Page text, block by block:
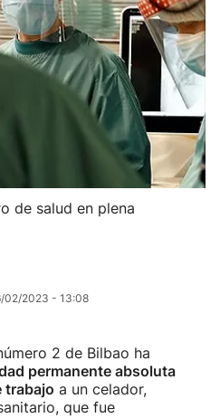
de salud en plena
02/2023 - 13:08
2 de Bilbao ha
permanente absoluta
trabajo a un celador,
que fue